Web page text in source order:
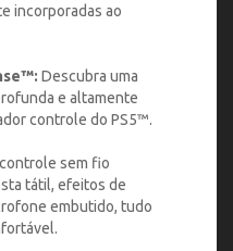
incorporadas ao
Descubra uma
e altamente
controle do PS5™.
sem fio
tátil, efeitos de
embutido, tudo